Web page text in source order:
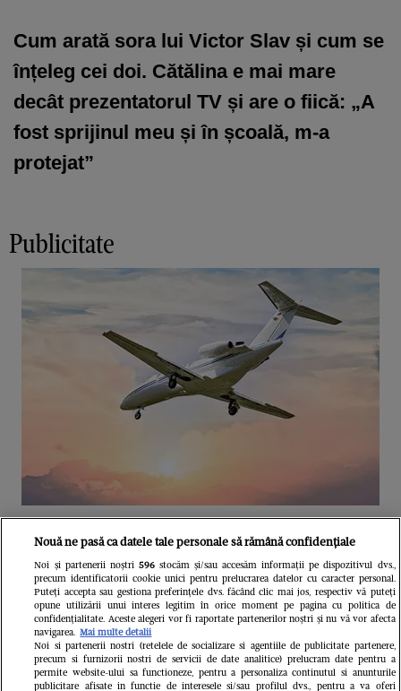
Cum arată sora lui Victor Slav și cum se
înțeleg cei doi. Cătălina e mai mare
decât prezentatorul TV și are o fiică: „A
fost sprijinul meu și în școală, m-a
protejat”
Publicitate
Unul dintre cele mai folosite
aeroporturi din Europa își închide
complet porțile timp de trei luni.
Milioane de pasageri, afectați
Nouă ne pasă ca datele tale personale să rămână confidențiale
Noi și partenerii noștri 596stocăm și/sau accesăm informații pe dispozitivul dvs.,
precum identificatorii cookie unici pentru prelucrarea datelor cu caracter personal.
Puteți accepta sau gestiona preferințele dvs. făcând clic mai jos, respectiv vă puteți
opune utilizării unui interes legitim în orice moment pe pagina cu politica de
confidențialitate. Aceste alegeri vor fi raportate partenerilor noștri și nu vă vor afecta
navigarea. Mai multe detalii
Noi si partenerii nostri (retelele de socializare si agentiile de publicitate partenere,
precum si furnizorii nostri de servicii de date analitice) prelucram date pentru a
permite website-ului sa functioneze, pentru a personaliza continutul si anunturile
publicitare afisate in functie de interesele si/sau profilul dvs., pentru a va oferi